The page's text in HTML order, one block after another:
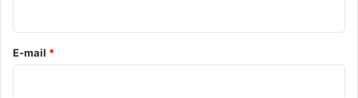
o
*
E-mail *